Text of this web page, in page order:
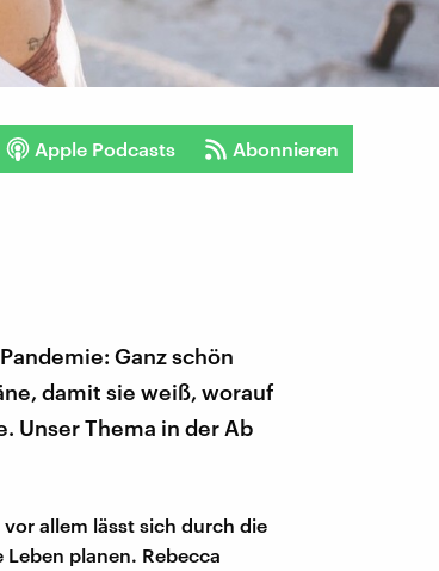
Apple Podcasts Abonnieren
Ganz schön
damit sie weiß, worauf
Unser Thema in der Ab
allem lässt sich durch die
planen. Rebecca